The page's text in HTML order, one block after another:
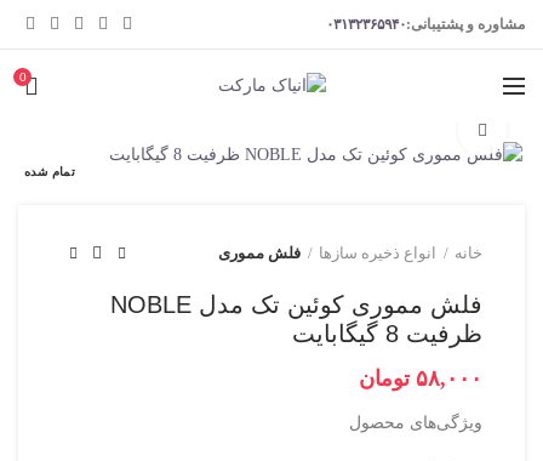
مشاوره و پشتیبانی:۰۳۱۳۲۳۶۵۹۴۰
0
تمام شده
خانه انواع ذخیره سازها فلش مموری
فلش مموری کوئین تک مدل NOBLE
ظرفیت 8 گیگابایت
تومان
ویژگی‌های محصول